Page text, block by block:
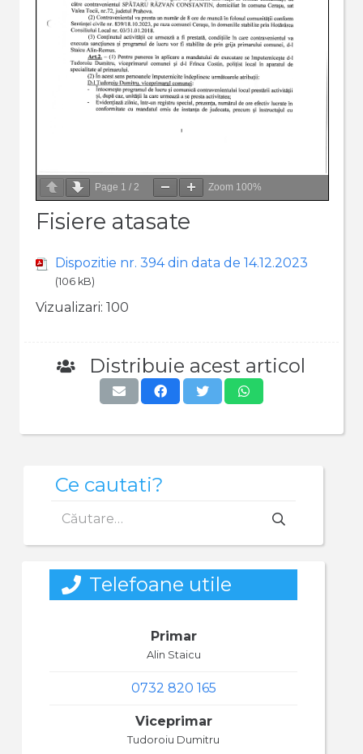
Page 1 / 2 Zoom 100%
Fisiere atasate
Dispozitie nr. 394 din data de 14.12.2023
(106 kB)
Vizualizari: 100
Distribuie acest articol
Ce cautati?
după:
Telefoane utile
Primar
Alin Staicu
0732 820 165
Viceprimar
Tudoroiu Dumitru